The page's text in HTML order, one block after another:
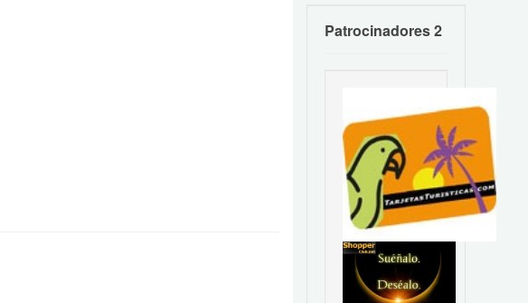
Patrocinadores 2